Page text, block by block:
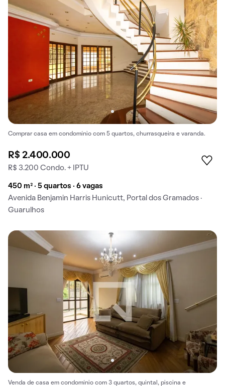
Comprar casa em condomínio com 5 quartos, churrasqueira e varanda.
R$ 2.400.000
R$ 3.200 Condo. + IPTU
450 m² · 5 quartos · 6 vagas
Avenida Benjamin Harris Hunicutt, Portal dos Gramados ·
Guarulhos
Venda de casa em condomínio com 3 quartos, quintal, piscina e